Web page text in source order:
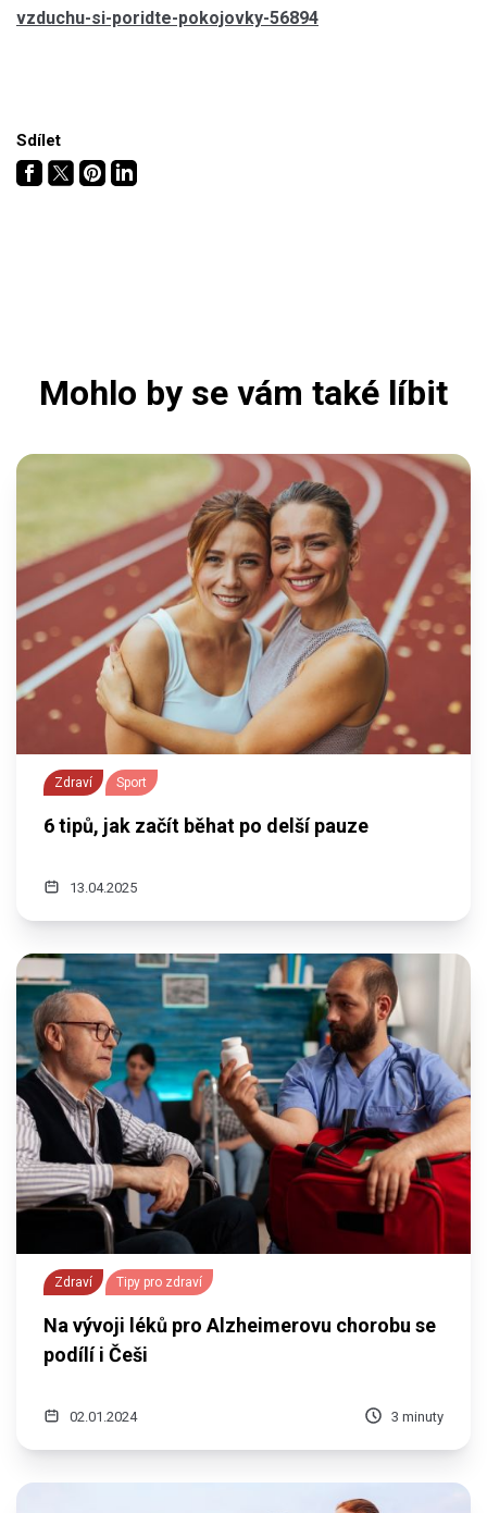
vzduchu-si-poridte-pokojovky-56894
Sdílet
Mohlo by se vám také líbit
Zdraví Sport
6 tipů, jak začít běhat po delší pauze
13.04.2025
Zdraví Tipy pro zdraví
Na vývoji léků pro Alzheimerovu chorobu se
podílí i Češi
02.01.2024 3 minuty